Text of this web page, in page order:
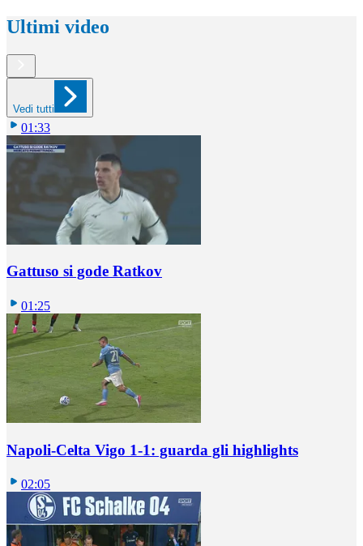
Ultimi video
Vedi tutti
01:33
Gattuso si gode Ratkov
01:25
Napoli-Celta Vigo 1-1: guarda gli highlights
02:05